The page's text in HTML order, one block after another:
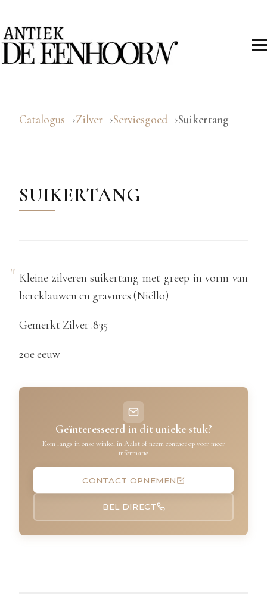
Catalogus Zilver Serviesgoed Suikertang
SUIKERTANG
Kleine zilveren suikertang met greep in vorm van
bereklauwen en gravures (Niëllo)
Gemerkt Zilver .835
20e eeuw
Geïnteresseerd in dit unieke stuk?
Kom langs in onze winkel in Aalst of neem contact op voor meer
informatie
CONTACT OPNEMEN
BEL DIRECT